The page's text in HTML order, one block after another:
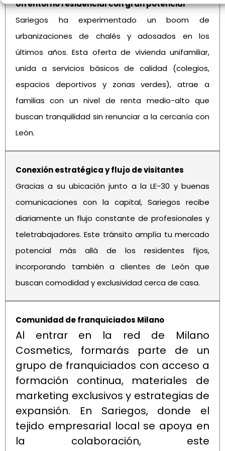
Un entorno residencial con gran potencial
Sariegos ha experimentado un boom de
urbanizaciones de chalés y adosados en los
últimos años. Esta oferta de vivienda unifamiliar,
unida a servicios básicos de calidad (colegios,
espacios deportivos y zonas verdes), atrae a
familias con un nivel de renta medio-alto que
buscan tranquilidad sin renunciar a la cercanía con
León.
Conexión estratégica y flujo de visitantes
Gracias a su ubicación junto a la LE-30 y buenas
comunicaciones con la capital, Sariegos recibe
diariamente un flujo constante de profesionales y
teletrabajadores. Este tránsito amplía tu mercado
potencial más allá de los residentes fijos,
incorporando también a clientes de León que
buscan comodidad y exclusividad cerca de casa.
Comunidad de franquiciados Milano
Al entrar en la red de Milano
Cosmetics, formarás parte de un
grupo de franquiciados con acceso a
formación continua, materiales de
marketing exclusivos y estrategias de
expansión. En Sariegos, donde el
tejido empresarial local se apoya en
la colaboración, este